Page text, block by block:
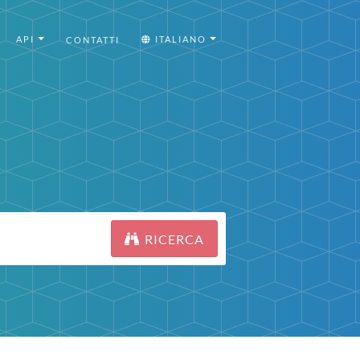
API CONTATTI ITALIANO
RICERCA